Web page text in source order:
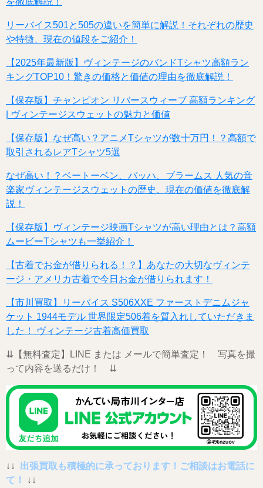
リーバイス501と505の違いを簡単に解説！それぞれの歴史
や特徴、現在の値段をご紹介！
【2025年最新版】ヴィンテージのバンドTシャツ高額ラン
キングTOP10！驚きの価格と価値の理由を徹底解説！
【保存版】チャンピオン リバースウィーブ 高額ランキング
| ヴィンテージスウェットの魅力と価値
【保存版】なぜ高い？アニメTシャツが数十万円！？高額で
取引されるレアTシャツ5選
なぜ高い！？ベートーベン、バッハ、ブラームス 人気の音
楽家ヴィンテージスウェットの歴史、現在の価値を徹底解
説！
【保存版】ヴィンテージ映画Tシャツが高い理由とは？高額
ムービーTシャツも一挙紹介！
【古着でお金が借りられる！？】あなたの大切なヴィンテ
ージ・アメリカ古着で今日お金が借りられます！
【市川買取】リーバイス S506XXE ファーストデニムジャ
ケット 1944モデル 世界限定506着を質入れしていただきま
した！ ヴィンテージ古着高価買取
⇊【無料査定】LINE または メールで簡単査定！ 写真を撮
って内容を送るだけ！ ⇊
↓↓ 出張買取も積極的に承っております！ご相談はお電話に
て！
↓↓